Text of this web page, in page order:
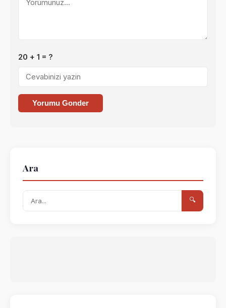
20 + 1 = ?
Yorumu Gonder
Ara
🔍